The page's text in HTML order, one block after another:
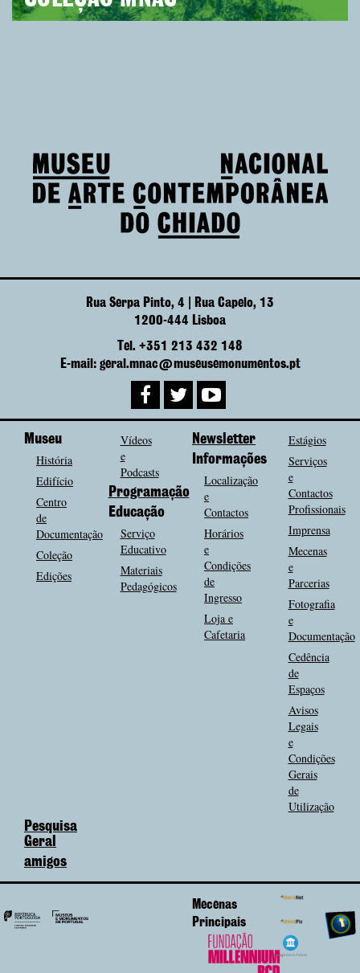
Rua Serpa Pinto, 4 | Rua Capelo, 13
1200-444 Lisboa
Tel. +351 213 432 148
E-mail: geral.mnac@museusemonumentos.pt
Museu
História
Edifício
Centro
de
Documentação
Coleção
Edições
Vídeos
e
Podcasts
Programação
Educação
Serviço
Educativo
Materiais
Pedagógicos
Newsletter
Informações
Localização
e
Contactos
Horários
e
Condições
de
Ingresso
Loja e
Cafetaria
Estágios
Serviços
e
Contactos
Profissionais
Imprensa
Mecenas
e
Parcerias
Fotografia
e
Documentação
Cedência
de
Espaços
Avisos
Legais
e
Condições
Gerais
de
Utilização
Pesquisa
Geral
amigos
Mecenas
Principais